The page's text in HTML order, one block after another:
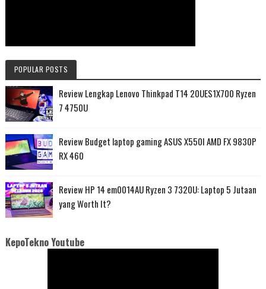
POPULAR POSTS
Review Lengkap Lenovo Thinkpad T14 20UES1X700 Ryzen
7 4750U
Review Budget laptop gaming ASUS X550I AMD FX 9830P
RX 460
Review HP 14 em0014AU Ryzen 3 7320U: Laptop 5 Jutaan
yang Worth It?
KepoTekno Youtube